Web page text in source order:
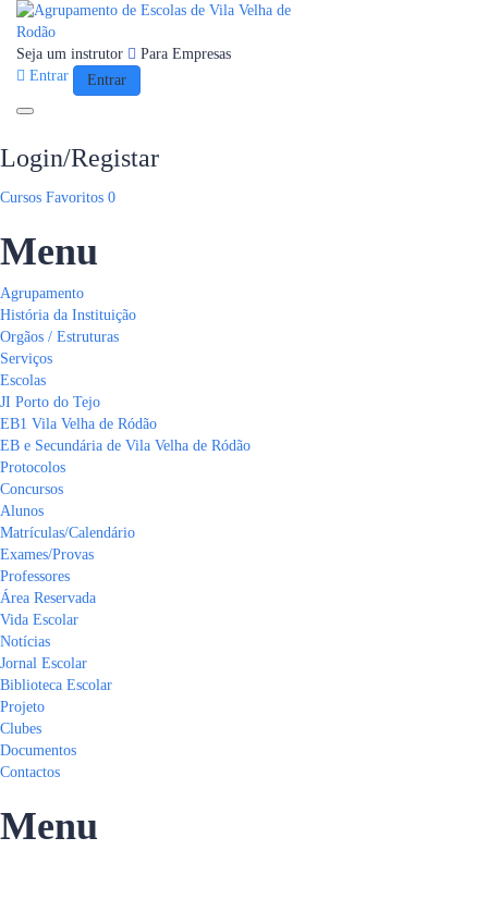
Seja um instrutor
Para Empresas
Entrar
Entrar
Login/Registar
Cursos Favoritos 0
Menu
Agrupamento
História da Instituição
Orgãos / Estruturas
Serviços
Escolas
JI Porto do Tejo
EB1 Vila Velha de Ródão
EB e Secundária de Vila Velha de Ródão
Protocolos
Concursos
Alunos
Matrículas/Calendário
Exames/Provas
Professores
Área Reservada
Vida Escolar
Notícias
Jornal Escolar
Biblioteca Escolar
Projeto
Clubes
Documentos
Contactos
Menu